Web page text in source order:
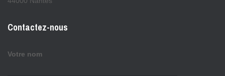
Contactez-nous
Votre nom